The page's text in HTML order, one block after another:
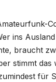
ins
braucht
stimmt das
für